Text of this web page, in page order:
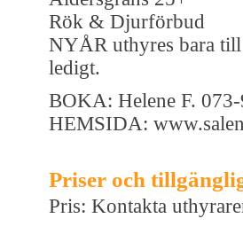
Rök & Djurförbud
NYÅR uthyres bara
ledigt.
BOKA: Helene F. 073-
HEMSIDA:
Priser och
Pris: Kontakta